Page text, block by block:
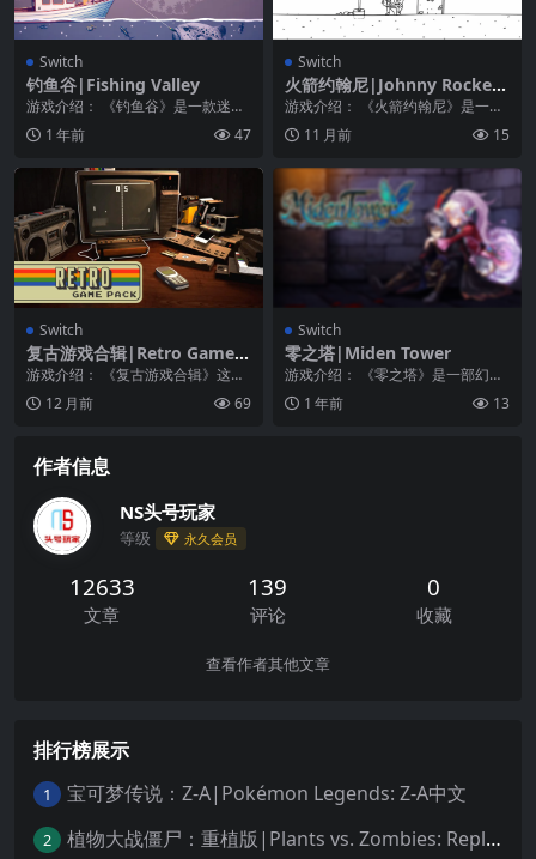
Switch
钓鱼谷|Fishing Valley
游戏介绍： 《钓鱼谷》是一款迷人
的 2D 模拟冒险游戏，设定在一个
风景如画的开放...
1 年前 47
Switch
火箭约翰尼|Johnny Rocket
中文
游戏介绍： 《火箭约翰尼》是一款
趣味的黑白线条简约画风的休闲闯
关游戏，玩家控制着...
11 月前 15
Switch
复古游戏合辑|Retro Game P
ack
游戏介绍： 《复古游戏合辑》这个
捆绑包包含我们最喜欢的复古游戏
集。我们从小玩或想...
12 月前 69
Switch
零之塔|Miden Tower
游戏介绍： 《零之塔》是一部幻想
RPG，具有令人叹服的戏剧性故
事。 在零之塔被...
1 年前 13
作者信息
NS头号玩家
等级 永久会员
12633
文章
139
评论
0
收藏
查看作者其他文章
排行榜展示
1 宝可梦传说：Z-A|Pokémon Legends: Z-A中文
2 植物大战僵尸：重植版|Plants vs. Zombies: Replanted中文